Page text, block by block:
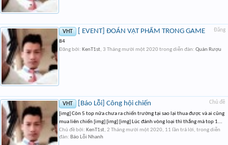
Đăng
VHT [ EVENT] ĐOÁN VẬT PHẨM TRONG GAME
84
Đăng bởi: KenT1st, 3 Tháng mười một 2020trong diễn đàn: Quán Rượu
Chủ đề
VHT [Báo Lỗi] Công hội chiến
[img] Còn 5 top nữa chưa ra chiến trường tại sao lại thua được và ai cũng
mua liên chiến [img] [img] [img] Lúc đánh vòng loại thì thắng mà top 1...
Chủ đề bởi: KenT1st, 2 Tháng mười một 2020, 11 lần trả lời, trong diễn
đàn: Báo Lỗi Nhanh